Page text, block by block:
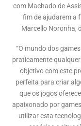
com Machado de
fim de ajudarem a
Marcello Noronha,
“O mundo dos
praticamente
objetivo com este
perfeita para criar
que os jogos
apaixonado por
utilizar esta